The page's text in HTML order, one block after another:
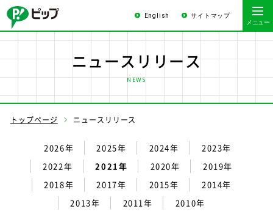
English サイトマップ
ニュースリリース
NEWS
トップページ ニュースリリース
2026年 2025年 2024年
2023年
2022年
2021年 2020年
2019年
2018年
2017年 2015年
2014年
2013年
2011年 2010年